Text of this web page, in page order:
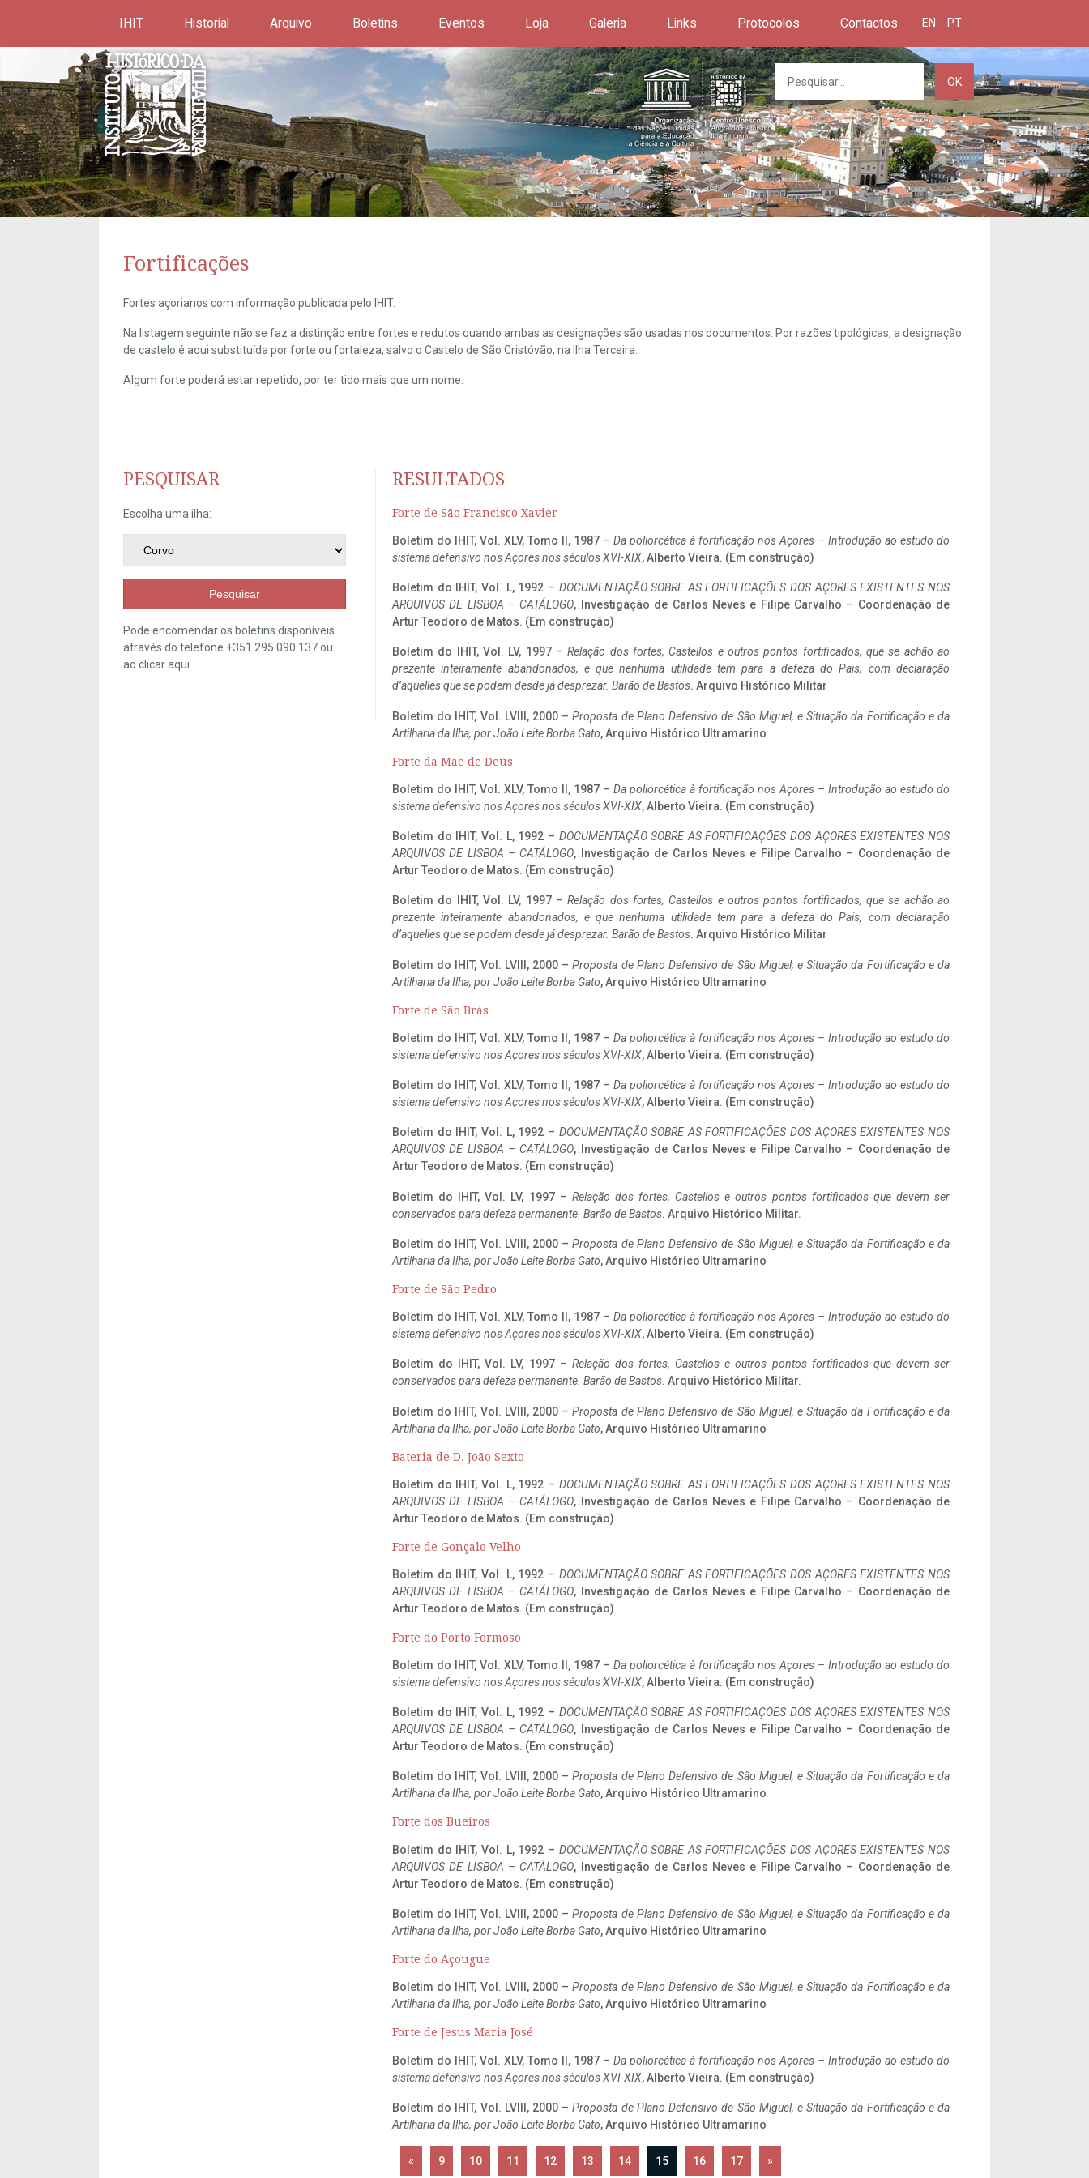
IHIT Historial Arquivo Boletins Eventos Loja Galeria Links Protocolos Contactos EN PT
OK
Fortificações
Fortes açorianos com informação publicada pelo IHIT.
Na listagem seguinte não se faz a distinção entre fortes e redutos quando ambas as designações são usadas nos documentos. Por razões tipológicas, a designação
de castelo é aqui substituída por forte ou fortaleza, salvo o Castelo de São Cristóvão, na Ilha Terceira.
Algum forte poderá estar repetido, por ter tido mais que um nome.
PESQUISAR
Escolha uma ilha:
Pesquisar
Pode encomendar os boletins disponíveis
através do telefone +351 295 090 137 ou
ao clicaraqui
RESULTADOS
Forte de São Francisco Xavier
Boletim do IHIT, Vol. XLV, Tomo II, 1987 – Da poliorcética à fortificação nos Açores – Introdução ao estudo do
sistema defensivo nos Açores nos séculos XVI-XIX, Alberto Vieira. (Em construção)
Boletim do IHIT, Vol. L, 1992 – DOCUMENTAÇÃO SOBRE AS FORTIFICAÇÕES DOS AÇORES EXISTENTES NOS
ARQUIVOS DE LISBOA – CATÁLOGO, Investigação de Carlos Neves e Filipe Carvalho – Coordenação de
Artur Teodoro de Matos. (Em construção)
Boletim do IHIT, Vol. LV, 1997 –Relação dos fortes, Castellos e outros pontos fortificados, que se achão ao
prezente inteiramente abandonados, e que nenhuma utilidade tem para a defeza do Pais, com declaração
d’aquelles que se podem desde já desprezar. Barão de Bastos. Arquivo Histórico Militar
Boletim do IHIT, Vol. LVIII, 2000 –Proposta de Plano Defensivo de São Miguel, e Situação da Fortificação e da
Artilharia da Ilha, por João Leite Borba Gato, Arquivo Histórico Ultramarino
Forte da Mãe de Deus
Boletim do IHIT, Vol. XLV, Tomo II, 1987 – Da poliorcética à fortificação nos Açores – Introdução ao estudo do
sistema defensivo nos Açores nos séculos XVI-XIX, Alberto Vieira. (Em construção)
Boletim do IHIT, Vol. L, 1992 – DOCUMENTAÇÃO SOBRE AS FORTIFICAÇÕES DOS AÇORES EXISTENTES NOS
ARQUIVOS DE LISBOA – CATÁLOGO, Investigação de Carlos Neves e Filipe Carvalho – Coordenação de
Artur Teodoro de Matos. (Em construção)
Boletim do IHIT, Vol. LV, 1997 –Relação dos fortes, Castellos e outros pontos fortificados, que se achão ao
prezente inteiramente abandonados, e que nenhuma utilidade tem para a defeza do Pais, com declaração
d’aquelles que se podem desde já desprezar. Barão de Bastos. Arquivo Histórico Militar
Boletim do IHIT, Vol. LVIII, 2000 –Proposta de Plano Defensivo de São Miguel, e Situação da Fortificação e da
Artilharia da Ilha, por João Leite Borba Gato, Arquivo Histórico Ultramarino
Forte de São Brás
Boletim do IHIT, Vol. XLV, Tomo II, 1987 – Da poliorcética à fortificação nos Açores – Introdução ao estudo do
sistema defensivo nos Açores nos séculos XVI-XIX, Alberto Vieira. (Em construção)
Boletim do IHIT, Vol. XLV, Tomo II, 1987 – Da poliorcética à fortificação nos Açores – Introdução ao estudo do
sistema defensivo nos Açores nos séculos XVI-XIX, Alberto Vieira. (Em construção)
Boletim do IHIT, Vol. L, 1992 – DOCUMENTAÇÃO SOBRE AS FORTIFICAÇÕES DOS AÇORES EXISTENTES NOS
ARQUIVOS DE LISBOA – CATÁLOGO, Investigação de Carlos Neves e Filipe Carvalho – Coordenação de
Artur Teodoro de Matos. (Em construção)
Boletim do IHIT, Vol. LV, 1997 – Relação dos fortes, Castellos e outros pontos fortificados que devem ser
conservados para defeza permanente. Barão de Bastos. Arquivo Histórico Militar.
Boletim do IHIT, Vol. LVIII, 2000 –Proposta de Plano Defensivo de São Miguel, e Situação da Fortificação e da
Artilharia da Ilha, por João Leite Borba Gato, Arquivo Histórico Ultramarino
Forte de São Pedro
Boletim do IHIT, Vol. XLV, Tomo II, 1987 – Da poliorcética à fortificação nos Açores – Introdução ao estudo do
sistema defensivo nos Açores nos séculos XVI-XIX, Alberto Vieira. (Em construção)
Boletim do IHIT, Vol. LV, 1997 – Relação dos fortes, Castellos e outros pontos fortificados que devem ser
conservados para defeza permanente. Barão de Bastos. Arquivo Histórico Militar.
Boletim do IHIT, Vol. LVIII, 2000 –Proposta de Plano Defensivo de São Miguel, e Situação da Fortificação e da
Artilharia da Ilha, por João Leite Borba Gato, Arquivo Histórico Ultramarino
Bateria de D. João Sexto
Boletim do IHIT, Vol. L, 1992 – DOCUMENTAÇÃO SOBRE AS FORTIFICAÇÕES DOS AÇORES EXISTENTES NOS
ARQUIVOS DE LISBOA – CATÁLOGO, Investigação de Carlos Neves e Filipe Carvalho – Coordenação de
Artur Teodoro de Matos. (Em construção)
Forte de Gonçalo Velho
Boletim do IHIT, Vol. L, 1992 – DOCUMENTAÇÃO SOBRE AS FORTIFICAÇÕES DOS AÇORES EXISTENTES NOS
ARQUIVOS DE LISBOA – CATÁLOGO, Investigação de Carlos Neves e Filipe Carvalho – Coordenação de
Artur Teodoro de Matos. (Em construção)
Forte do Porto Formoso
Boletim do IHIT, Vol. XLV, Tomo II, 1987 – Da poliorcética à fortificação nos Açores – Introdução ao estudo do
sistema defensivo nos Açores nos séculos XVI-XIX, Alberto Vieira. (Em construção)
Boletim do IHIT, Vol. L, 1992 – DOCUMENTAÇÃO SOBRE AS FORTIFICAÇÕES DOS AÇORES EXISTENTES NOS
ARQUIVOS DE LISBOA – CATÁLOGO, Investigação de Carlos Neves e Filipe Carvalho – Coordenação de
Artur Teodoro de Matos. (Em construção)
Boletim do IHIT, Vol. LVIII, 2000 –Proposta de Plano Defensivo de São Miguel, e Situação da Fortificação e da
Artilharia da Ilha, por João Leite Borba Gato, Arquivo Histórico Ultramarino
Forte dos Bueiros
Boletim do IHIT, Vol. L, 1992 – DOCUMENTAÇÃO SOBRE AS FORTIFICAÇÕES DOS AÇORES EXISTENTES NOS
ARQUIVOS DE LISBOA – CATÁLOGO, Investigação de Carlos Neves e Filipe Carvalho – Coordenação de
Artur Teodoro de Matos. (Em construção)
Boletim do IHIT, Vol. LVIII, 2000 –Proposta de Plano Defensivo de São Miguel, e Situação da Fortificação e da
Artilharia da Ilha, por João Leite Borba Gato, Arquivo Histórico Ultramarino
Forte do Açougue
Boletim do IHIT, Vol. LVIII, 2000 –Proposta de Plano Defensivo de São Miguel, e Situação da Fortificação e da
Artilharia da Ilha, por João Leite Borba Gato, Arquivo Histórico Ultramarino
Forte de Jesus Maria José
Boletim do IHIT, Vol. XLV, Tomo II, 1987 – Da poliorcética à fortificação nos Açores – Introdução ao estudo do
sistema defensivo nos Açores nos séculos XVI-XIX, Alberto Vieira. (Em construção)
Boletim do IHIT, Vol. LVIII, 2000 –Proposta de Plano Defensivo de São Miguel, e Situação da Fortificação e da
Artilharia da Ilha, por João Leite Borba Gato, Arquivo Histórico Ultramarino
« 9 10 11 12 13 14 15 16 17 »